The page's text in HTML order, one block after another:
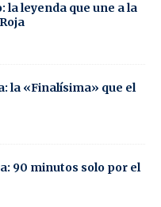
la leyenda que une a la
la «Finalísima» que el
90 minutos solo por el